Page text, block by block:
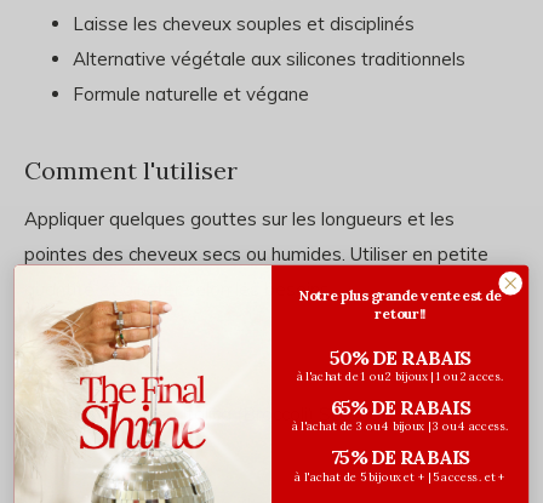
Laisse les cheveux souples et disciplinés
Alternative végétale aux silicones traditionnels
Formule naturelle et végane
Comment l'utiliser
Appliquer quelques gouttes sur les longueurs et les
pointes des cheveux secs ou humides. Utiliser en petite
quantité et ajuster selon les besoins.
Ingrédients
Brassica Oleracea Italica (Broccoli) Seed Oil
Notre plus grande vente est de
retour!!
50% DE RABAIS
à l'achat de 1 ou 2 bijoux | 1 ou 2 acces.
65% DE RABAIS
à l'achat de 3 ou 4 bijoux | 3 ou 4 access.
75% DE RABAIS
à l'achat de 5 bijoux et + | 5 access. et +